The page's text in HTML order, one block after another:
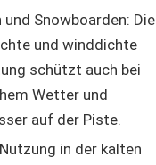
und Snowboarden: Die
und winddichte
schützt auch bei
Wetter und
auf der Piste.
in der kalten